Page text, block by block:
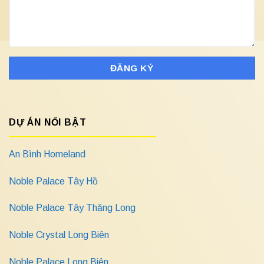
DỰ ÁN NỔI BẬT
An Bình Homeland
Noble Palace Tây Hồ
Noble Palace Tây Thăng Long
Noble Crystal Long Biên
Noble Palace Long Biên